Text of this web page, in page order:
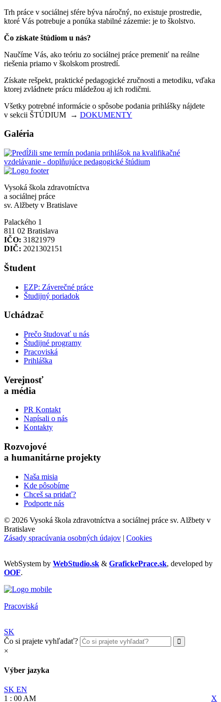
Trh práce v sociálnej sfére býva náročný, no existuje prostredie,
ktoré Vás potrebuje a ponúka stabilné zázemie: je to školstvo.
Čo získate štúdiom u nás?
Naučíme Vás, ako teóriu zo sociálnej práce premeniť na reálne
riešenia priamo v školskom prostredí.
Získate rešpekt, praktické pedagogické zručnosti a metodiku, vďaka
ktorej zvládnete prácu mládežou aj ich rodičmi.
Všetky potrebné informácie o spôsobe podania prihlášky nájdete
v sekcii ŠTÚDIUM ‎ → DOKUMENTY
Galéria
Vysoká škola zdravotníctva
a sociálnej práce
sv. Alžbety v Bratislave
Palackého 1
811 02 Bratislava
IČO: 31821979
DIČ: 2021302151
Študent
EZP: Záverečné práce
Študijný poriadok
Uchádzač
Prečo študovať u nás
Študijné programy
Pracoviská
Prihláška
Verejnosť
a média
PR Kontakt
Napísali o nás
Kontakty
Rozvojové
a humanitárne projekty
Naša misia
Kde pôsobíme
Chceš sa pridať?
Podporte nás
© 2026 Vysoká škola zdravotníctva a sociálnej práce sv. Alžbety v
Bratislave
Zásady spracúvania osobných údajov | Cookies
WebSystem by WebStudio.sk & GrafickePrace.sk, developed by
OOF.
Pracoviská
SK
Čo si prajete vyhľadať?
×
Výber jazyka
SK EN
X
1 : 00 AM